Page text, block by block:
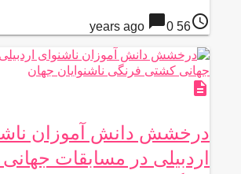
access_time
56 years ago
chat_bubble0
description
درخشش دانش آموزان
اردبیلی در مسابقات